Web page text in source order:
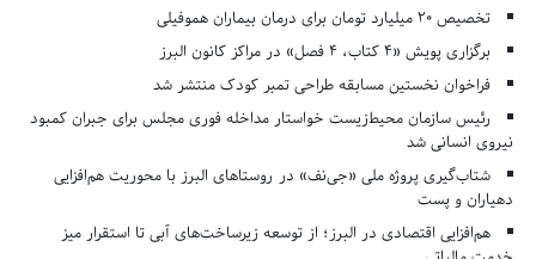
تخصیص ۲۰ میلیارد تومان برای درمان بیماران هموفیلی
برگزاری پویش «۴ کتاب، ۴ فصل» در مراکز کانون البرز
فراخوان نخستین مسابقه طراحی تمبر کودک منتشر شد
رئیس سازمان محیط‌زیست خواستار مداخله فوری مجلس برای جبران کمبود
نیروی انسانی شد
شتاب‌گیری پروژه ملی «جی‌نف» در روستاهای البرز با محوریت هم‌افزایی
دهیاران و پست
هم‌افزایی اقتصادی در البرز؛ از توسعه زیرساخت‌های آبی تا استقرار میز